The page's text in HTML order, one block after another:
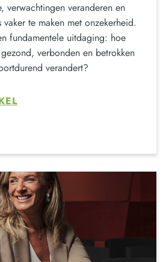
verwachtingen veranderen en
vaker te maken met onzekerheid.
fundamentele uitdaging: hoe
verbonden en betrokken
verandert?